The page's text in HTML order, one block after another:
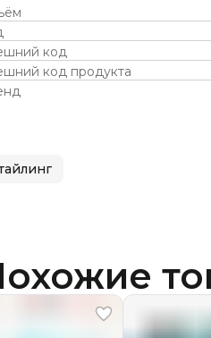
код
код продукта